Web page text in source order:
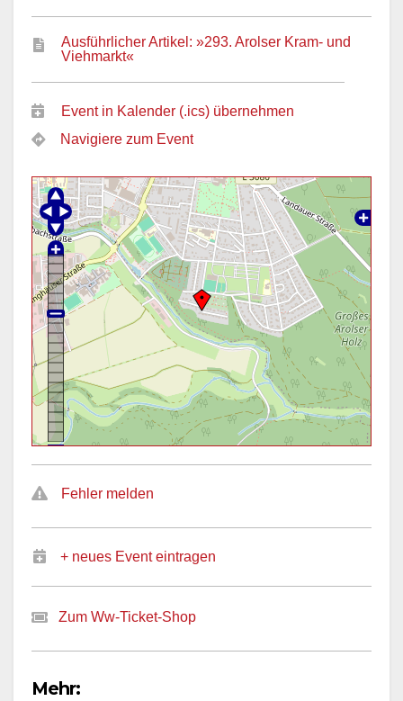
Ausführlicher Artikel: »293. Arolser Kram- und
Viehmarkt«
Event in Kalender (.ics) übernehmen
Navigiere zum Event
Fehler melden
+ neues Event eintragen
Zum Ww-Ticket-Shop
Mehr: